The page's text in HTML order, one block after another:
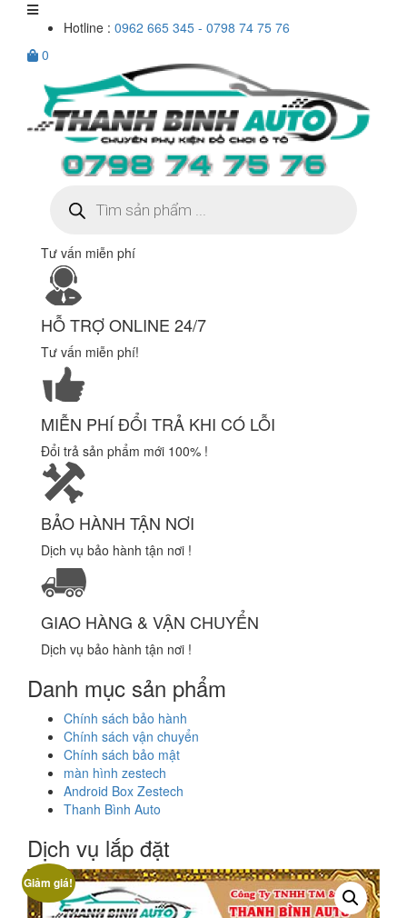
Hotline : 0962 665 345 - 0798 74 75 76
0
kiếm
sản
Tư vấn miễn phí
HỖ TRỢ ONLINE 24/7
Tư vấn miễn phí!
MIỄN PHÍ ĐỔI TRẢ KHI CÓ LỖI
Đổi trả sản phẩm mới 100% !
BẢO HÀNH TẬN NƠI
Dịch vụ bảo hành tận nơi !
GIAO HÀNG & VẬN CHUYỂN
Dịch vụ bảo hành tận nơi !
Danh mục sản phẩm
Chính sách bảo hành
Chính sách vận chuyển
Chính sách bảo mật
màn hình zestech
Android Box Zestech
Thanh Bình Auto
Dịch vụ lắp đặt
Giảm giá!